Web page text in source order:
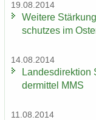
19.08.2014
Wei­te­re
schut­zes im
14.08.2014
Lan­des­di­rek­ti­on
der­mit­tel MMS
11.08.2014